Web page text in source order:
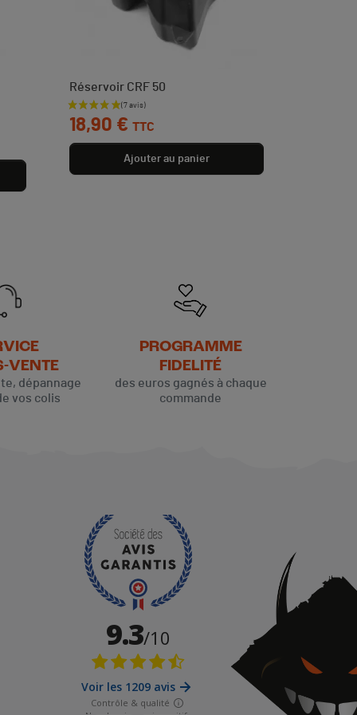
Réservoir CRF 50
Prix
18,90 € TTC
Ajouter au panier
VENTE
dépannage
vos colis
PROGRAMME
FIDELITÉ
des euros gagnés à chaque
commande